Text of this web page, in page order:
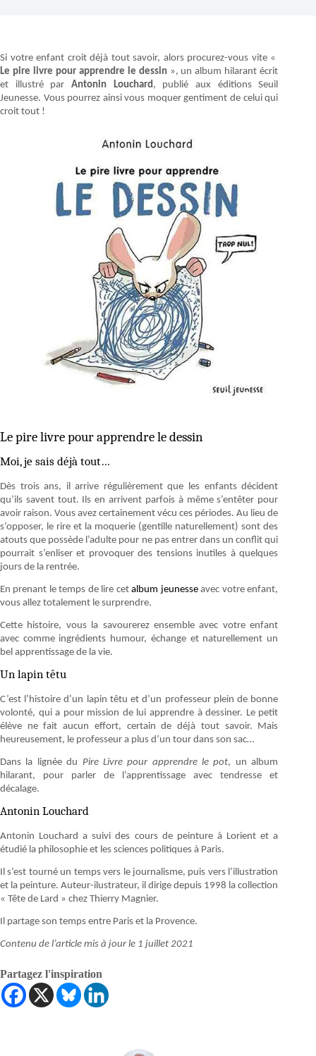
Si votre enfant croit déjà tout savoir, alors procurez-vous vite «
Le pire livre pour apprendre le dessin», un album hilarant écrit
et illustré par Antonin Louchard, publié aux éditions Seuil
Jeunesse. Vous pourrez ainsi vous moquer gentiment de celui qui
croit tout !
Le pire livre pour apprendre le dessin
Moi, je sais déjà tout…
Dès trois ans, il arrive régulièrement que les enfants décident
qu’ils savent tout. Ils en arrivent parfois à même s’entêter pour
avoir raison. Vous avez certainement vécu ces périodes. Au lieu de
s’opposer, le rire et la moquerie (gentille naturellement) sont des
atouts que possède l’adulte pour ne pas entrer dans un conflit qui
pourrait s’enliser et provoquer des tensions inutiles à quelques
jours de la rentrée.
En prenant le temps de lire cetalbum jeunesseavec votre enfant,
vous allez totalement le surprendre.
Cette histoire, vous la savourerez ensemble avec votre enfant
avec comme ingrédients humour, échange et naturellement un
bel apprentissage de la vie.
Un lapin têtu
C’est l’histoire d’un lapin têtu et d’un professeur plein de bonne
volonté, qui a pour mission de lui apprendre à dessiner. Le petit
élève ne fait aucun effort, certain de déjà tout savoir. Mais
heureusement, le professeur a plus d’un tour dans son sac…
Dans la lignée du Pire Livre pour apprendre le pot, un album
hilarant, pour parler de l’apprentissage avec tendresse et
décalage.
Antonin Louchard
Antonin Louchard a suivi des cours de peinture à Lorient et a
étudié la philosophie et les sciences politiques à Paris.
Il s’est tourné un temps vers le journalisme, puis vers l’illustration
et la peinture. Auteur-ilustrateur, il dirige depuis 1998 la collection
« Tête de Lard » chez Thierry Magnier.
Il partage son temps entre Paris et la Provence.
Contenu de l’article mis à jour le 1 juillet 2021
Partagez l'inspiration